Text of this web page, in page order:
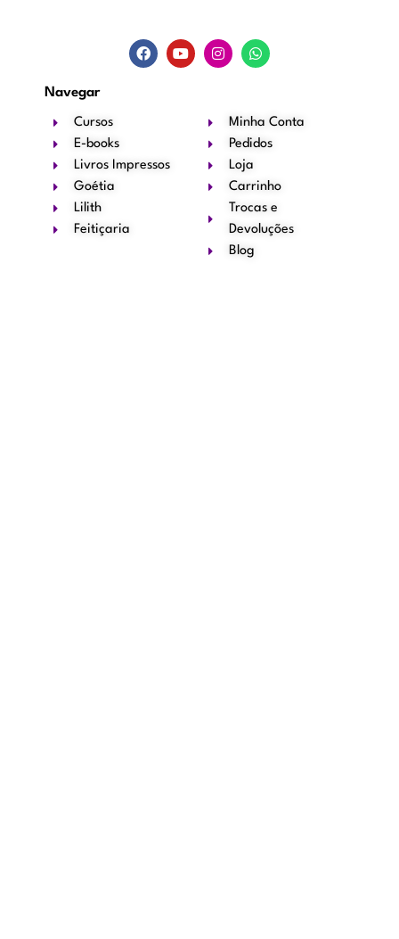
Navegar
Cursos
E-books
Livros Impressos
Goétia
Lilith
Feitiçaria
Minha Conta
Pedidos
Loja
Carrinho
Trocas e
Devoluções
Blog